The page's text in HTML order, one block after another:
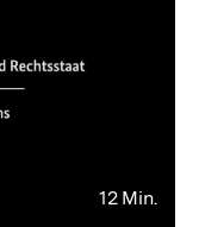
12 Min.